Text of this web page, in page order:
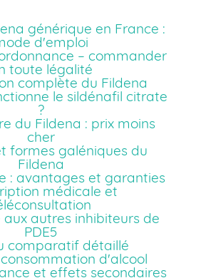
générique en France :
d'emploi
– commander
toute légalité
complète du Fildena
le sildénafil citrate
?
du Fildena : prix moins
cher
formes galéniques du
Fildena
: avantages et garanties
médicale et
autres inhibiteurs de
PDE5
comparatif détaillé
d'alcool
et effets secondaires